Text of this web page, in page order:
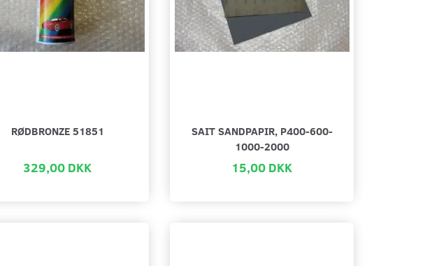
RØDBRONZE 51851
329,00 DKK
SAIT SANDPAPIR, P400-600-
1000-2000
15,00 DKK